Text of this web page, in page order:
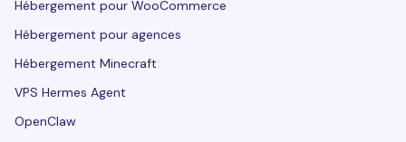
Hébergement pour WooCommerce
Hébergement pour agences
Hébergement Minecraft
VPS Hermes Agent
OpenClaw